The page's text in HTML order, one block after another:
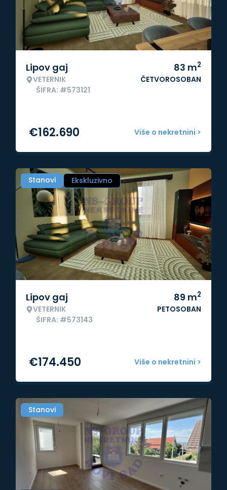
Lipov gaj
VETERNIK
ŠIFRA: #573121
83 m2
ČETVOROSOBAN
Više o nekretnini >
€162.690
Stanovi Ekskluzivno
Lipov gaj
VETERNIK
ŠIFRA: #573143
89 m2
PETOSOBAN
Više o nekretnini >
€174.450
Stanovi